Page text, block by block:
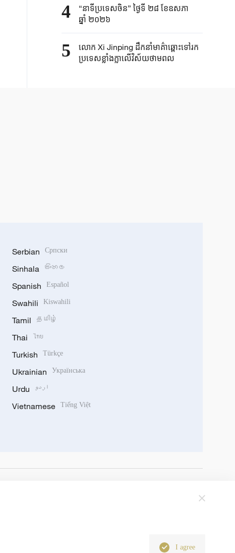
4
“នាទីប្រទេសចិន” ថ្ងៃទី ២៨ ខែឧសភា
ឆ្នាំ ២០២៦
5
លោក Xi Jinping ដឹកនាំមាគ៌ាឆ្ពោះទៅរក
ប្រទេសខ្លាំងក្លាលើវិស័យថាមពល
Serbian Српски
Sinhala සිංහල
Spanish Español
Swahili Kiswahili
Tamil தமிழ்
Thai ไทย
Turkish Türkçe
Ukrainian Українська
Urdu اردو
Vietnamese Tiếng Việt
I agree